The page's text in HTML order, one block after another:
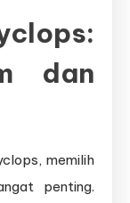
dan
memilih
penting.